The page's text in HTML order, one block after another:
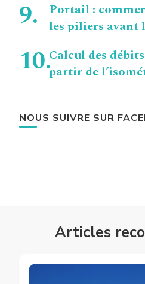
Portail :
les piliers avant
Calcul des
partir de
NOUS SUIVRE SUR
Articles